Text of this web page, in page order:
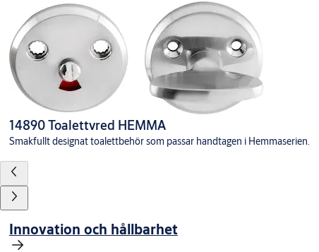
14890 Toalettvred HEMMA
Smakfullt designat toalettbehör som passar handtagen i Hemmaserien.
Innovation och hållbarhet